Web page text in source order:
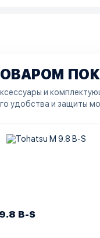
и
удобства и защиты
B-S